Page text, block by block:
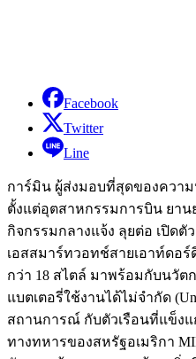
Facebook
Twitter
Line
การ์มิน ผู้ส่งมอบที่สุดของความ
ตั้งแต่อุตสาหกรรมการบิน ยาน
กิจกรรมกลางแจ้ง ลุยต่อ เปิดตั
เอสสมาร์ทวอทช์สายเอาท์ดอ
กว่า 18 สไตล์ มาพร้อมกับนวัต
แบตเตอรี่ใช้งานได้ไม่จำกัด
สถานการณ์ กับตัวเรือนที่แข็ง
ทางทหารของสหรัฐอเมริกา